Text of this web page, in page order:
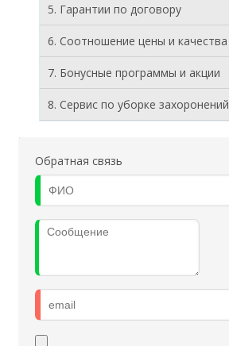
5. Гарантии по договору
6. Соотношение цены и качества
7. Бонусные программы и акции
8. Cервис по уборке захоронений
Обратная связь